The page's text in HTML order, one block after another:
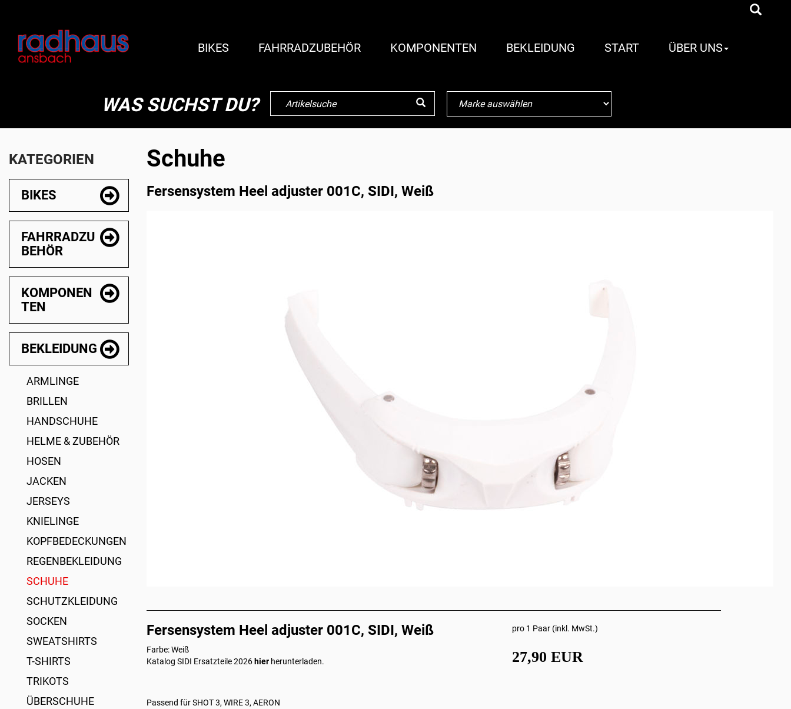
BIKES FAHRRADZUBEHÖR KOMPONENTEN BEKLEIDUNG START ÜBER UNS
WAS SUCHST DU?
KATEGORIEN
BIKES
FAHRRADZU
BEHÖR
KOMPONEN
TEN
BEKLEIDUNG
ARMLINGE
BRILLEN
HANDSCHUHE
HELME & ZUBEHÖR
HOSEN
JACKEN
JERSEYS
KNIELINGE
KOPFBEDECKUNGEN
REGENBEKLEIDUNG
SCHUHE
SCHUTZKLEIDUNG
SOCKEN
SWEATSHIRTS
T-SHIRTS
TRIKOTS
ÜBERSCHUHE
Schuhe
Fersensystem Heel adjuster 001C, SIDI, Weiß
Fersensystem Heel adjuster 001C, SIDI, Weiß
Farbe: Weiß
Katalog SIDI Ersatzteile 2026 hier herunterladen.
Passend für SHOT 3, WIRE 3, AERON
pro 1 Paar (inkl. MwSt.)
27,90 EUR